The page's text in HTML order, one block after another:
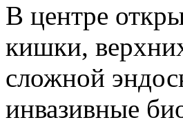
В центре
кишки,
сложной
инвазивные